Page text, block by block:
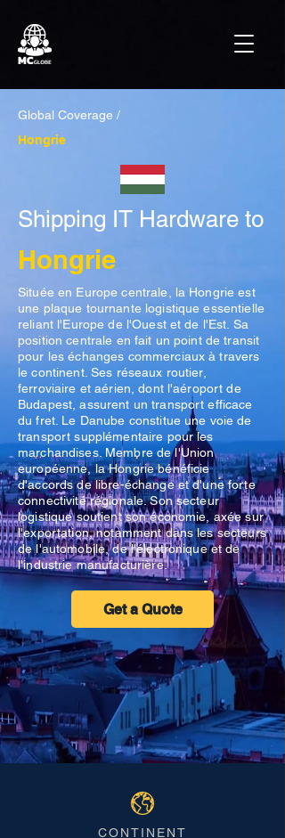
Global Coverage /
Hongrie
Shipping IT Hardware to
Hongrie
Située en Europe centrale, la Hongrie est
une plaque tournante logistique essentielle
reliant l'Europe de l'Ouest et de l'Est. Sa
position centrale en fait un point de transit
pour les échanges commerciaux à travers
le continent. Ses réseaux routier,
ferroviaire et aérien, dont l'aéroport de
Budapest, assurent un transport efficace
du fret. Le Danube constitue une voie de
transport supplémentaire pour les
marchandises. Membre de l'Union
européenne, la Hongrie bénéficie
d'accords de libre-échange et d'une forte
connectivité régionale. Son secteur
logistique soutient son économie, axée sur
l'exportation, notamment dans les secteurs
de l'automobile, de l'électronique et de
l'industrie manufacturière.
Get a Quote
CONTINENT